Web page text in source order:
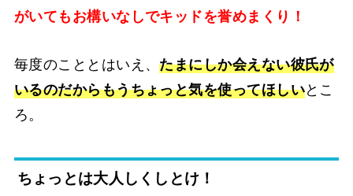
がいてもお構いなしでキッドを誉めまくり！
毎度のこととはいえ、たまにしか会えない彼氏が
いるのだからもうちょっと気を使ってほしいとこ
ろ。
ちょっとは大人しくしとけ！